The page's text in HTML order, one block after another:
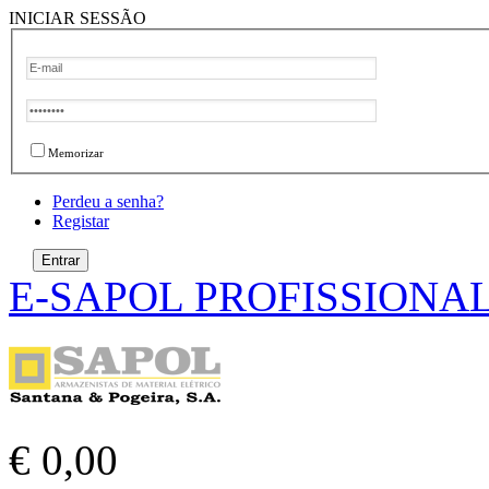
INICIAR SESSÃO
Memorizar
Perdeu a senha?
Registar
E-SAPOL
€ 0,00